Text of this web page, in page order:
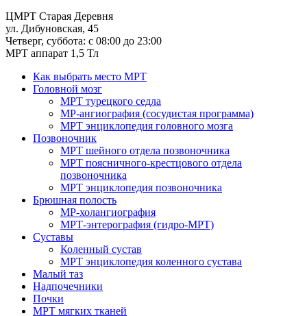
ЦМРТ Старая Деревня
ул. Дибуновская, 45
Четверг, суббота: с 08:00 до 23:00
МРТ аппарат 1,5 Тл
Как выбрать место МРТ
Головной мозг
МРТ турецкого седла
МР-ангиография (сосудистая программа)
МРТ энциклопедия головного мозга
Позвоночник
МРТ шейного отдела позвоночника
МРТ поясничного-крестцового отдела
позвоночника
МРТ энциклопедия позвоночника
Брюшная полость
МР-холангиография
МРТ-энтерография (гидро-МРТ)
Суставы
Коленный сустав
МРТ энциклопедия коленного сустава
Малый таз
Надпочечники
Почки
МРТ мягких тканей